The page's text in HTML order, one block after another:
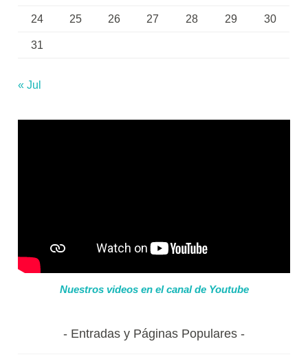
24 25 26 27 28 29 30
31
« Jul
Nuestros videos en el canal de Youtube
Entradas y Páginas Populares